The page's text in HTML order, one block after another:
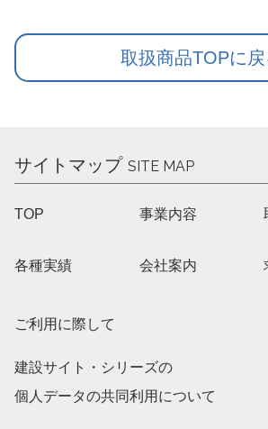
取扱商品TOPに戻
サイトマップ SITE MAP
TOP 事業内容
各種実績 会社案内
ご利用に際して
建設サイト・シリーズの
個人データの共同利用について